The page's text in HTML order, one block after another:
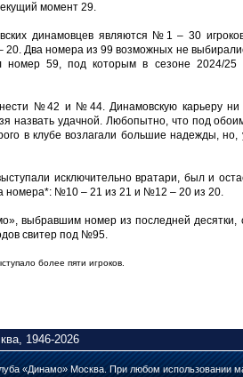
момент 29.
динамовцев являются №1 – 30
Два номера из 99 возможных не
59, под которым в сезоне 2024/25
№42 и №44. Динамовскую карьеру ни
назвать удачной. Любопытно, что под
в клубе возлагали большие надежды,
исключительно вратари, был и
номера*: №10 – 21 из 21 и №12 – 20 из 20.
выбравшим номер из последней
свитер под №95.
более пяти игроков.
1946-2026
«Динамо» Москва. При любом использовании